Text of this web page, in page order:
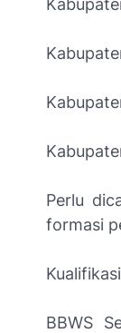
Perlu
formasi
BBWS